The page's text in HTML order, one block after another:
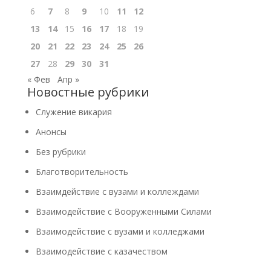
6
7 8 9 10 11
12
13
14 15 16 17 18
19
20
21 22 23 24 25
26
27
28 29 30
31
« Фев
Апр »
Новостные рубрики
Cлужение викария
Анонсы
Без рубрики
Благотворительность
Взаимдействие с вузами и коллеждами
Взаимодействие с Вооруженными Силами
Взаимодействие с вузами и колледжами
Взаимодействие с казачеством